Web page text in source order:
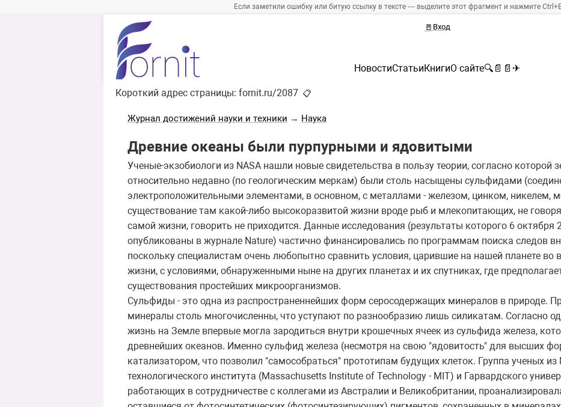
Если заметили ошибку или битую ссылку в тексте — выделите этот фрагмент и нажмите
🚪 Вход
НовостиСтатьиКнигиО сайте🔍 📄 📄 ✈
Короткий адрес страницы: fornit.ru/2087 📋
Журнал достижений науки и техники → Наука
Древние океаны были пурпурными и ядовитыми
Ученые-экзобиологи из NASA нашли новые свидетельства в пользу теории, согласно которой
относительно недавно (по геологическим меркам) были столь насыщены сульфидами
электроположительными элементами, в основном, с металлами - железом, цинком, никелем,
существование там какой-либо высокоразвитой жизни вроде рыб и млекопитающих, не
самой жизни, говорить не приходится. Данные исследования (результаты которого 6 октября
опубликованы в журнале Nature) частично финансировались по программам поиска следов
поскольку специалистам очень любопытно сравнить условия, царившие на нашей планете во
жизни, с условиями, обнаруженными ныне на других планетах и их спутниках, где
существования простейших микроорганизмов.
Сульфиды - это одна из распространеннейших форм серосодержащих минералов в природе.
минералы столь многочисленны, что уступают по разнообразию лишь силикатам. Согласно
жизнь на Земле впервые могла зародиться внутри крошечных ячеек из сульфида железа,
древнейших океанов. Именно сульфид железа (несмотря на свою "ядовитость" для высших
катализатором, что позволил "самособраться" прототипам будущих клеток. Группа ученых из
технологического института (Massachusetts Institute of Technology - MIT) и Гарвардского
работающих в сотрудничестве с коллегами из Австралии и Великобритании,